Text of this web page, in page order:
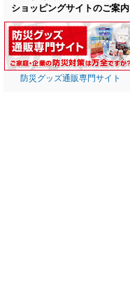
ショッピングサイトのご案内
防災グッズ通販専門サイト